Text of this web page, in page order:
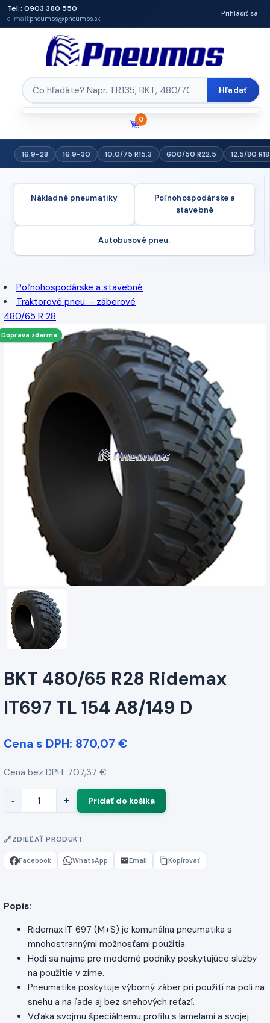
Tel.: 0903 380 550
e-mail:pneumos@pneumos.sk
Prihlásiť sa
Hľadať
0
16.9-28 16.9-30 10.0/75 R15.3 600/50 R22.5 12.5/80 R18
Nákladné pneumatiky
Poľnohospodárske a
stavebné
Autobusové pneu.
Poľnohospodárske a stavebné
Traktorové pneu. - záberové
480/65 R 28
Doprava zdarma
BKT 480/65 R28 Ridemax
IT697 TL 154 A8/149 D
Cena s DPH: 870,07 €
Cena bez DPH: 707,37 €
- +
ZDIEĽAŤ PRODUKT
Facebook WhatsApp Email Kopírovať
Popis:
Ridemax IT 697 (M+S) je komunálna pneumatika s
mnohostrannými možnosťami použitia.
Hodí sa najmä pre moderné podniky poskytujúce služby
na použitie v zime.
Pneumatika poskytuje výborný záber pri použití na poli na
snehu a na ľade aj bez snehových reťazí.
Vďaka svojmu špeciálnemu profilu s lamelami a svojej